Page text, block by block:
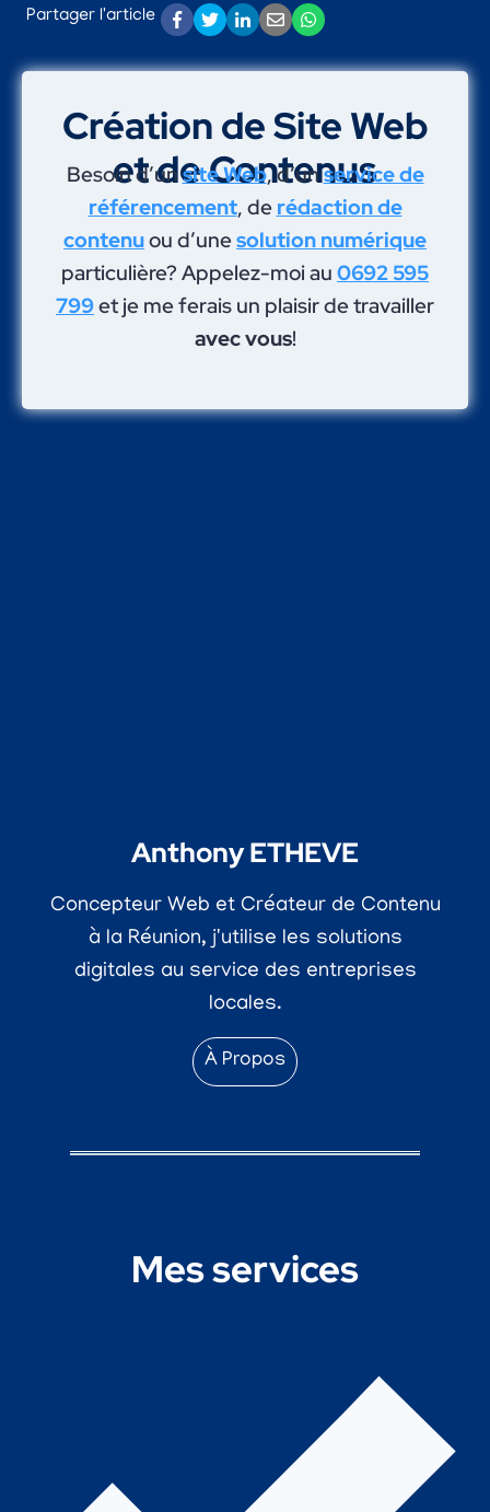
Partager l'article
Création de Site Web
et de Contenus
Besoin d’unsite Web, d’unservice de
référencement, de rédaction de
contenuou d’unesolution numérique
particulière? Appelez-moi au 0692 595
799et je me ferais un plaisir de travailler
avec vous!
Anthony ETHEVE
Concepteur Web et Créateur de Contenu
à la Réunion, j'utilise les solutions
digitales au service des entreprises
locales.
À Propos
Mes services